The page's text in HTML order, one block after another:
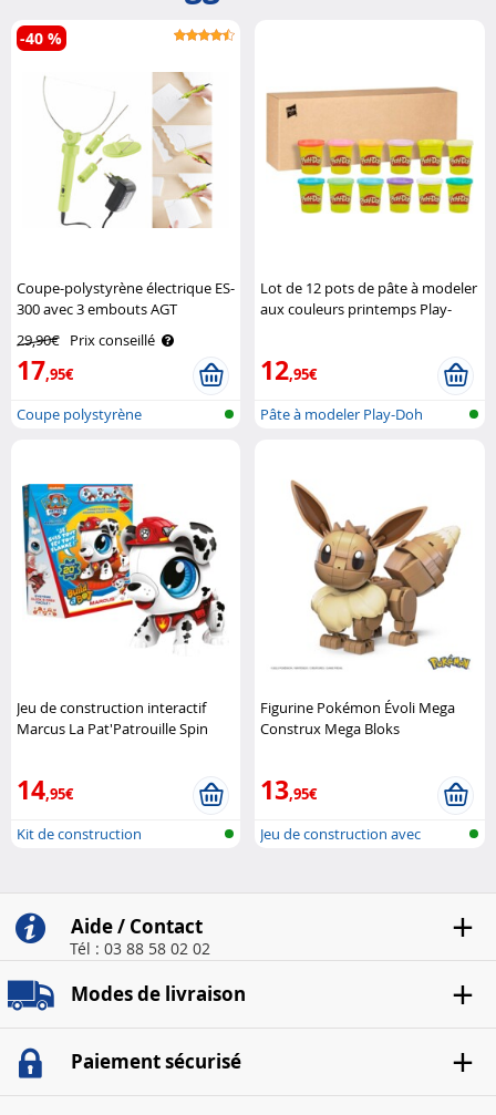
Coupe-polystyrène électrique ES-
300 avec 3 embouts AGT
29,90€ Prix conseillé
17,95€
-40 %
Coupe polystyrène
Lot de 12 pots de pâte à modeler
aux couleurs printemps Play-
12,95€
Pâte à modeler Play-Doh
Jeu de construction interactif
Marcus La Pat'Patrouille Spin
14,95€
Kit de construction
Figurine Pokémon Évoli Mega
Construx Mega Bloks
13,95€
Jeu de construction avec
Aide / Contact
Tél : 03 88 58 02 02
Modes de livraison
Paiement sécurisé